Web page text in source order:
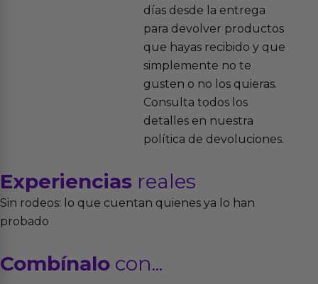
días desde la entrega
para devolver productos
que hayas recibido y que
simplemente no te
gusten o no los quieras.
Consulta todos los
detalles en nuestra
política de devoluciones.
Experiencias reales
Sin rodeos: lo que cuentan quienes ya lo han
probado
Combínalo con...